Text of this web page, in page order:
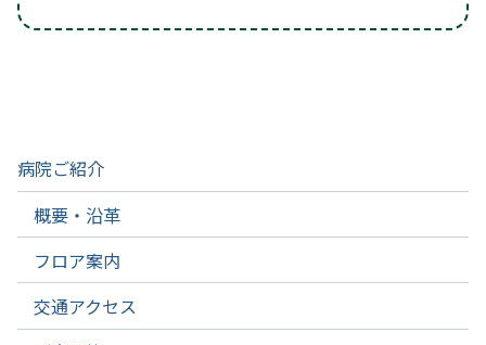
病院ご紹介
概要・沿革
フロア案内
交通アクセス